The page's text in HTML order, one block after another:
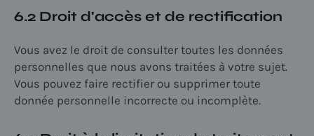
6.2 Droit d'accès et de rectification
Vous avez le droit de consulter toutes les données
personnelles que nous avons traitées à votre sujet.
Vous pouvez faire rectifier ou supprimer toute
donnée personnelle incorrecte ou incomplète.